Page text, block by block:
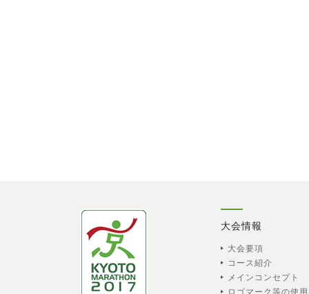
大会情報
大会要項
コース紹介
メインコンセプト